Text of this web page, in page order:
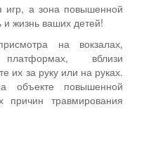
игр, а зона повышенной
и жизнь ваших детей!
на вокзалах,
вблизи
их за руку или на руках.
объекте повышенной
травмирования